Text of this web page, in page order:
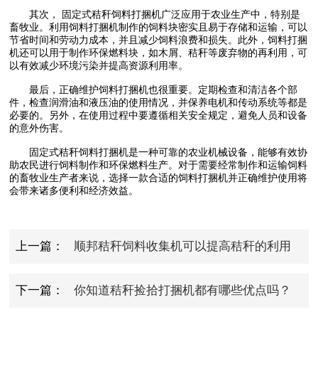
其次， 固定式秸秆饲料打捆机广泛应用于农业生产中，特别是
畜牧业。利用饲料打捆机制作的饲料块密实且易于存储和运输，可以
节省时间和劳动力成本，并且减少饲料浪费和损失。此外，饲料打捆
机还可以用于制作环保燃料块，如木屑、秸秆等废弃物的再利用，可
以有效减少环境污染并提高资源利用率。
最后，正确维护饲料打捆机也很重要。定期检查和清洁各个部
件，检查润滑油和液压油的使用情况，并保养电机和传动系统等都是
必要的。另外，在使用过程中要遵循相关安全规定，避免人员和设备
的意外伤害。
固定式秸秆饲料打捆机是一种可靠的农业机械设备，能够有效协
助农民进行饲料制作和环保燃料生产。对于需要经常制作和运输饲料
的畜牧业生产者来说，选择一款合适的饲料打捆机并正确维护使用将
会带来诸多便利和经济效益。
上一篇： 顺邦秸秆饲料收集机可以提高秸秆的利用
下一篇： 你知道秸秆捡拾打捆机都有哪些优点吗？